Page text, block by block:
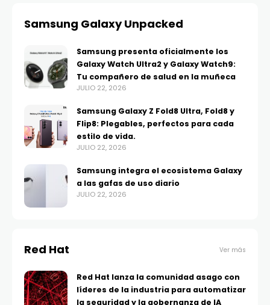
Samsung Galaxy Unpacked
Samsung presenta oficialmente los
Galaxy Watch Ultra2 y Galaxy Watch9:
Tu compañero de salud en la muñeca
JULIO 22, 2026
Samsung Galaxy Z Fold8 Ultra, Fold8 y
Flip8: Plegables, perfectos para cada
estilo de vida.
JULIO 22, 2026
Samsung integra el ecosistema Galaxy
a las gafas de uso diario
JULIO 22, 2026
Red Hat Ver más
Red Hat lanza la comunidad asago con
líderes de la industria para automatizar
la seguridad y la gobernanza de IA